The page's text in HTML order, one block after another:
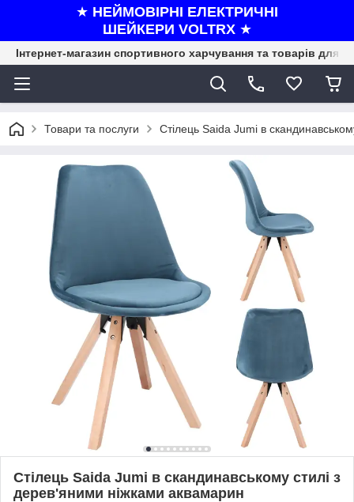
★ НЕЙМОВІРНІ ЕЛЕКТРИЧНІ
ШЕЙКЕРИ VOLTRX ★
Інтернет-магазин спортивного харчування та товарів для
Товари та послуги Стілець Saida Jumi в
Стілець Saida Jumi в скандинавському стилі з
дерев'яними ніжками аквамарин